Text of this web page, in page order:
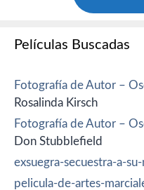
Películas Buscadas
Fotografía de Autor –
Rosalinda Kirsch
Fotografía de Autor –
Don Stubblefield
exsuegra-secuestra-a-
pelicula-de-artes-